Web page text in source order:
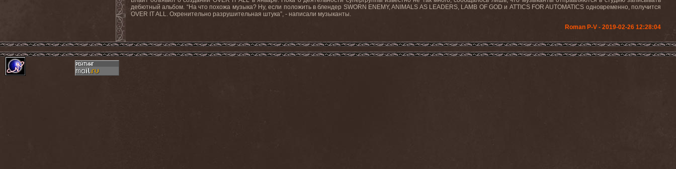
дебютный альбом. “На что похожа музыка? Ну, если положить в блендер SWORN ENEMY, ANIMALS AS LEADERS, LAMB OF GOD и ATTICS FOR AUTOMATICS одновременно, получится
OVER IT ALL. Охренительно разрушительная штука”, - написали музыканты.
Roman P-V - 2019-02-26 12:28:04